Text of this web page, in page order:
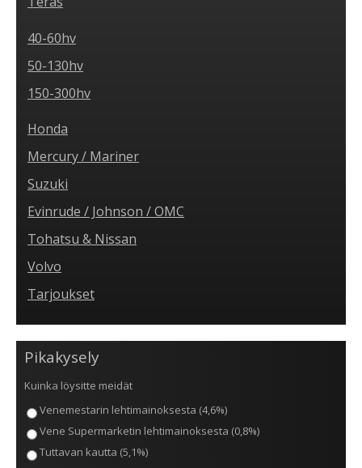
40-60hv
50-130hv
150-300hv
Honda
Mercury / Mariner
Suzuki
Evinrude / Johnson / OMC
Tohatsu & Nissan
Volvo
Tarjoukset
Pikakysely
Kuinka löysitte meidät
Venemestarin lehtimainoksesta (4,6%)
Vene Supermarketin lehtimainoksesta (0,8%)
Tuttavan kautta (5,1%)